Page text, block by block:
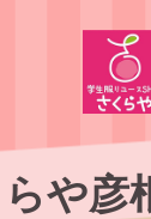
や彦